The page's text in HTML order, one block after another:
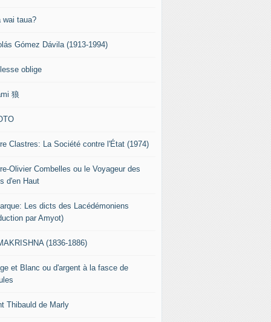
wai taua?
Gómez Dávila (1913-1994)
oblige
狼
Clastres: La Société contre l'État (1974)
Olivier Combelles ou le Voyageur des
d'en Haut
Les dicts des Lacédémoniens
par Amyot)
(1836-1886)
et Blanc ou d'argent à la fasce de
Thibauld de Marly